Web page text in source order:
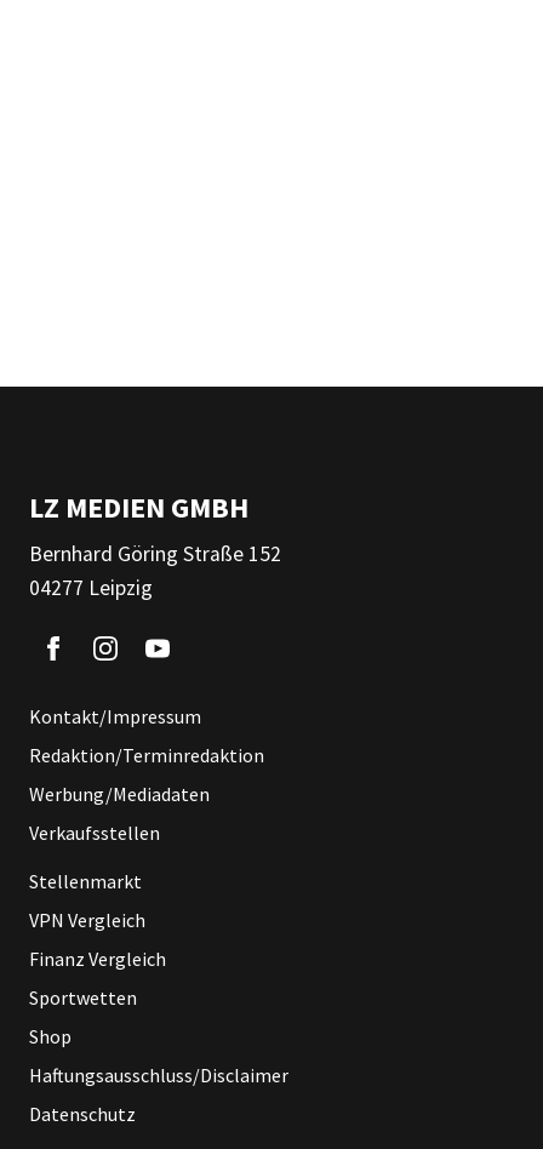
LZ MEDIEN GMBH
Bernhard Göring Straße 152
04277 Leipzig
Kontakt/Impressum
Redaktion/Terminredaktion
Werbung/Mediadaten
Verkaufsstellen
Stellenmarkt
VPN Vergleich
Finanz Vergleich
Sportwetten
Shop
Haftungsausschluss/Disclaimer
Datenschutz